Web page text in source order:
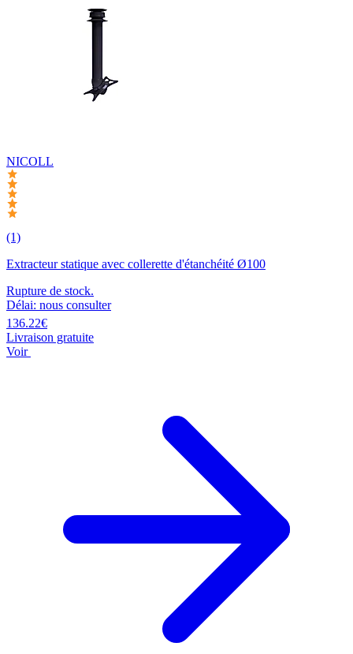
NICOLL
(1)
Extracteur statique avec collerette d'étanchéité Ø100
Rupture de stock.
Délai: nous consulter
136.22€
Livraison gratuite
Voir